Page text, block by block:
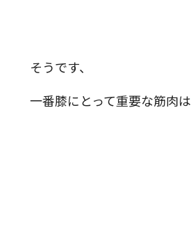
そうです、
一番膝にとって重要な筋肉は